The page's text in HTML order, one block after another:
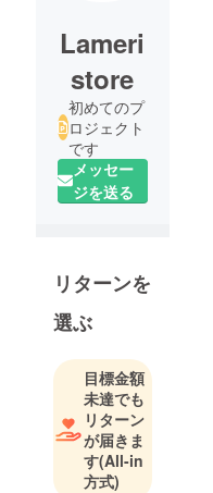
Lameri
store
初めてのプ
ロジェクト
です
メッセー
ジを送る
リターンを
選ぶ
目標金額
未達でも
リターン
が届きま
す(All-in
方式)